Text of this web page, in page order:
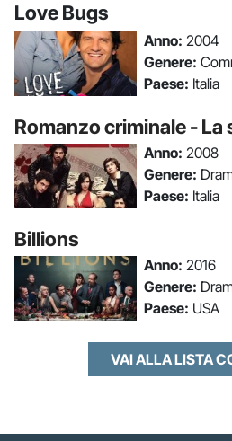
Love Bugs
Anno: 2004
Genere:
Paese: Italia
Romanzo criminale - La
Anno: 2008
Genere:
Paese: Italia
Billions
Anno: 2016
Genere:
Paese: USA
VAI ALLA LISTA